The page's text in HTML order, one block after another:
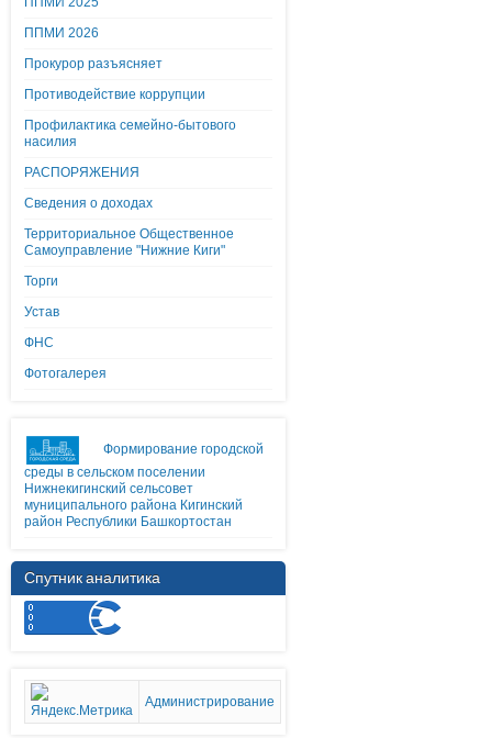
ППМИ 2026
Прокурор разъясняет
Противодействие коррупции
Профилактика семейно-бытового
насилия
РАСПОРЯЖЕНИЯ
Сведения о доходах
Территориальное Общественное
Самоуправление "Нижние Киги"
Торги
Устав
ФНС
Фотогалерея
Формирование городской
среды в сельском поселении
Нижнекигинский сельсовет
муниципального района Кигинский
район Республики Башкортостан
Спутник аналитика
Администрирование